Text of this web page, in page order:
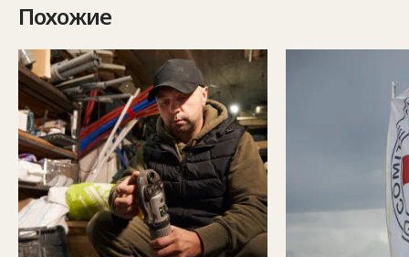
Похожие